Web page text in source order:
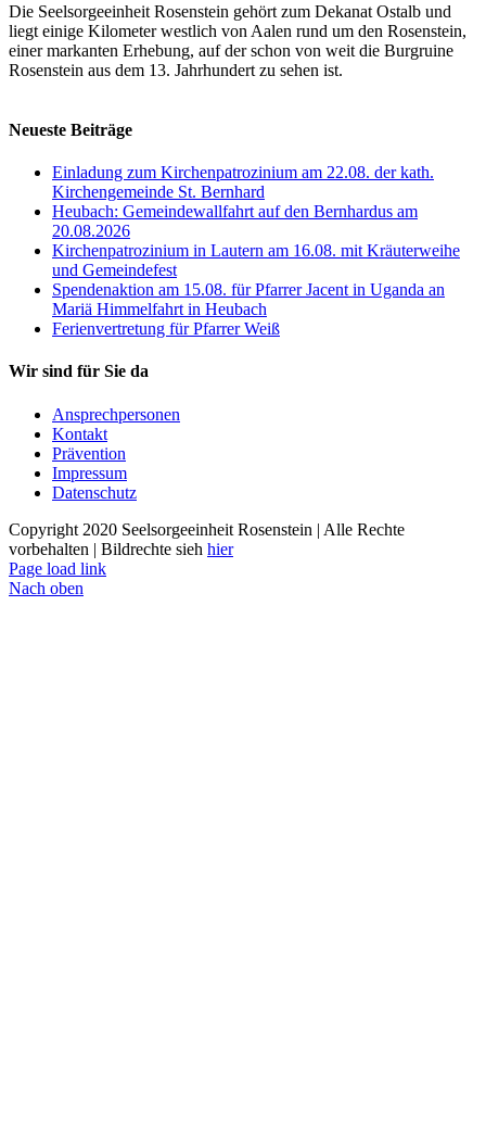
Die Seelsorgeeinheit Rosenstein gehört zum Dekanat Ostalb und
liegt einige Kilometer westlich von Aalen rund um den Rosenstein,
einer markanten Erhebung, auf der schon von weit die Burgruine
Rosenstein aus dem 13. Jahrhundert zu sehen ist.
Neueste Beiträge
Einladung zum Kirchenpatrozinium am 22.08. der kath.
Kirchengemeinde St. Bernhard
Heubach: Gemeindewallfahrt auf den Bernhardus am
20.08.2026
Kirchenpatrozinium in Lautern am 16.08. mit Kräuterweihe
und Gemeindefest
Spendenaktion am 15.08. für Pfarrer Jacent in Uganda an
Mariä Himmelfahrt in Heubach
Ferienvertretung für Pfarrer Weiß
Wir sind für Sie da
Ansprechpersonen
Kontakt
Prävention
Impressum
Datenschutz
Copyright 2020 Seelsorgeeinheit Rosenstein | Alle Rechte
vorbehalten | Bildrechte sieh hier
Page load link
Nach oben